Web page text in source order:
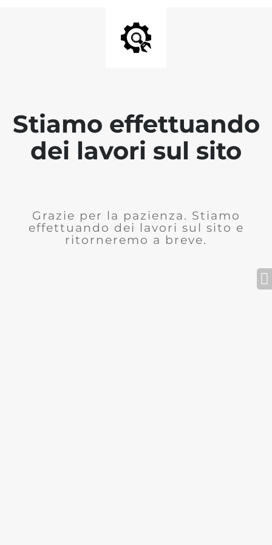
Stiamo effettuando
dei lavori sul sito
Grazie per la pazienza. Stiamo
effettuando dei lavori sul sito e
ritorneremo a breve.